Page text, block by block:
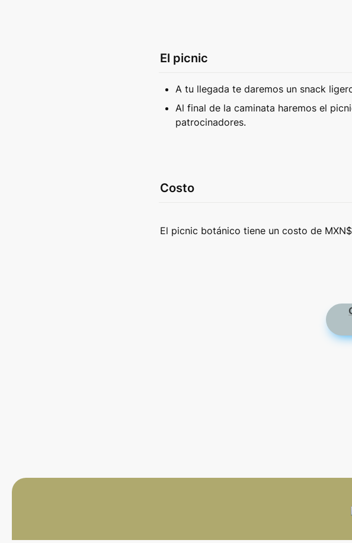
El picnic
A tu llegada te daremos un snack
Al final de la caminata haremos el
patrocinadores.
Costo
El picnic botánico tiene un costo de